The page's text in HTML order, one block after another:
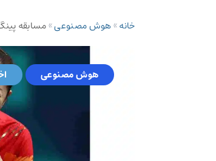
خانه»هوش مصنوعی»مسابقه
هوش مصنوعی